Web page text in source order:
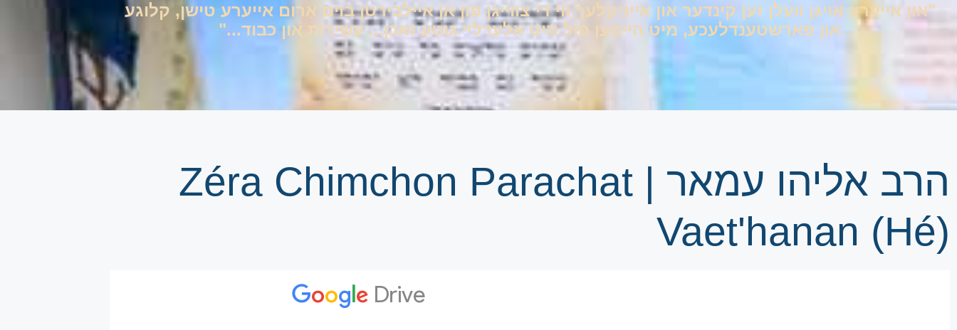
"און אייערע אויגן וועלן זען קינדער און אייניקלעך ווי די צווייגן פון אן איילבירטן בוים אַרום אייערע טישן, קלוגע
און פארשטענדלעכע, מיט היימען פול מיט אלערליי גוטע זאכן... עשירות און כבוד..."
הרב אליהו עמאר | Zéra Chimchon Parachat
Vaet'hanan (Hé)